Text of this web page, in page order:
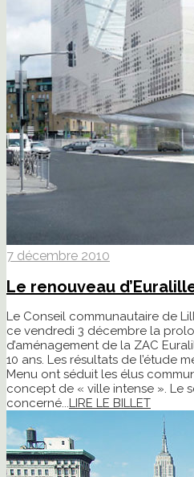
7 décembre 2010
Le renouveau
Le Conseil communautaire de
ce vendredi 3 décembre la
d’aménagement de la ZAC
10 ans. Les résultats de l’étude
Menu ont séduit les élus
concept de « ville intense ». Le
concerné...LIRE LE BILLET